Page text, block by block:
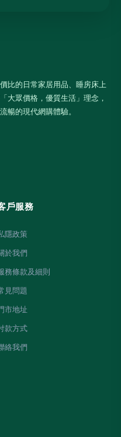
比的日常家居用品、睡房床上
大眾價格，優質生活」理念，
暢的現代網購體驗。
戶服務
隱政策
於我們
務條款及細則
見問題
市地址
款方式
絡我們